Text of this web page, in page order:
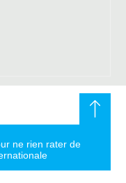
ne rien rater de